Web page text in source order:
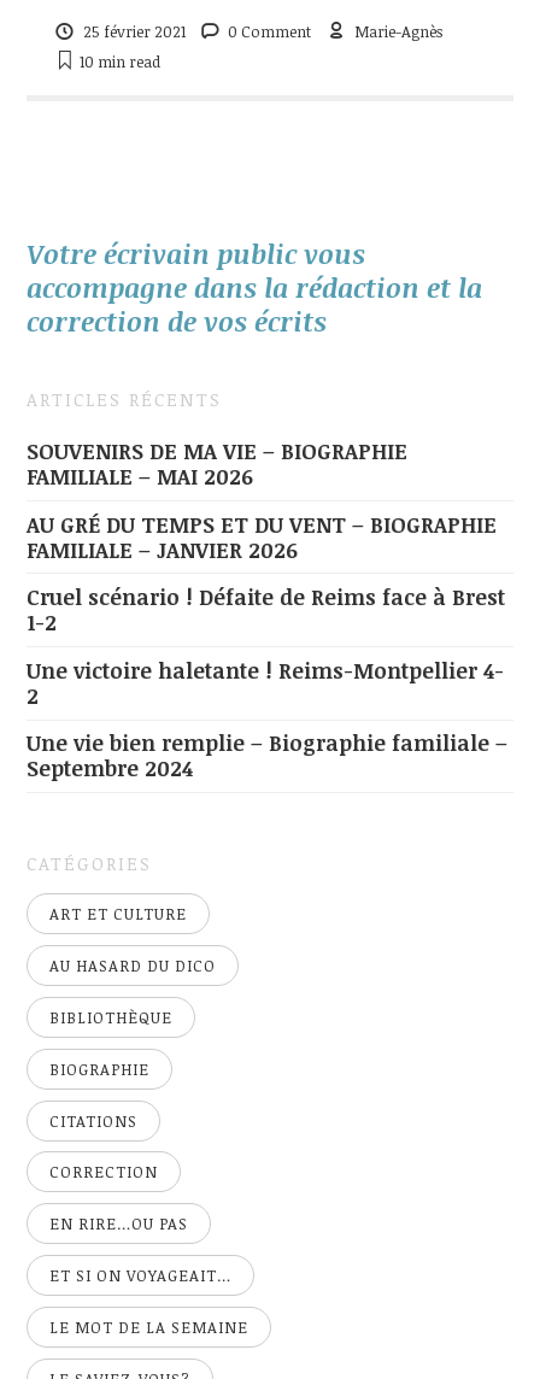
25 février 2021 0 Comment
Marie-Agnès
10 min read
Votre écrivain public vous
accompagne dans la rédaction et la
correction de vos écrits
ARTICLES RÉCENTS
SOUVENIRS DE MA VIE – BIOGRAPHIE
FAMILIALE – MAI 2026
AU GRÉ DU TEMPS ET DU VENT – BIOGRAPHIE
FAMILIALE – JANVIER 2026
Cruel scénario ! Défaite de Reims face à Brest
1-2
Une victoire haletante ! Reims-Montpellier 4-
2
Une vie bien remplie – Biographie familiale –
Septembre 2024
CATÉGORIES
ART ET CULTURE
AU HASARD DU DICO
BIBLIOTHÈQUE
BIOGRAPHIE
CITATIONS
CORRECTION
EN RIRE…OU PAS
ET SI ON VOYAGEAIT…
LE MOT DE LA SEMAINE